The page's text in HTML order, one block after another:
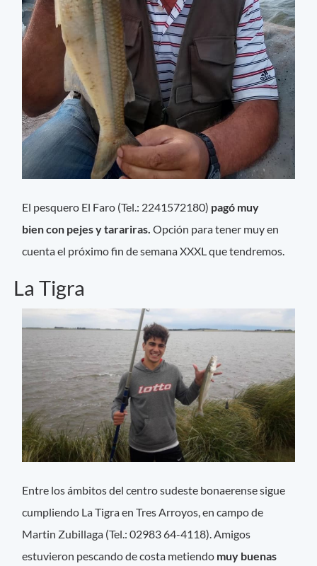
El pesquero El Faro (Tel.: 2241572180) pagó muy
bien con pejes y tarariras. Opción para tener muy en
cuenta el próximo fin de semana XXXL que tendremos.
La Tigra
Entre los ámbitos del centro sudeste bonaerense sigue
cumpliendo La Tigra en Tres Arroyos, en campo de
Martin Zubillaga (Tel.: 02983 64-4118). Amigos
estuvieron pescando de costa metiendo muy buenas